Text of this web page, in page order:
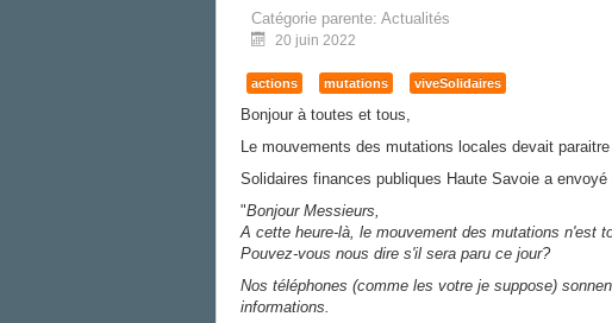
Catégorie parente: Actualités
20 juin 2022
actions mutations viveSolidaires
Bonjour à toutes et tous,
Le mouvements des mutations locales devait paraitre
Solidaires finances publiques Haute Savoie a
"Bonjour Messieurs,
A cette heure-là, le mouvement des mutations n'est
Pouvez-vous nous dire s'il sera paru ce jour?
Nos téléphones (comme les votre je suppose)
informations.